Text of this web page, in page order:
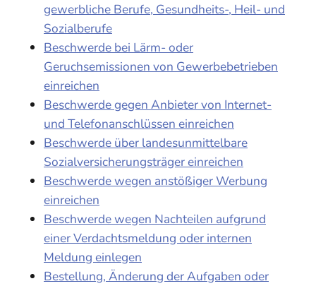
gewerbliche Berufe, Gesundheits-, Heil- und
Sozialberufe
Beschwerde bei Lärm- oder
Geruchsemissionen von Gewerbebetrieben
einreichen
Beschwerde gegen Anbieter von Internet-
und Telefonanschlüssen einreichen
Beschwerde über landesunmittelbare
Sozialversicherungsträger einreichen
Beschwerde wegen anstößiger Werbung
einreichen
Beschwerde wegen Nachteilen aufgrund
einer Verdachtsmeldung oder internen
Meldung einlegen
Bestellung, Änderung der Aufgaben oder